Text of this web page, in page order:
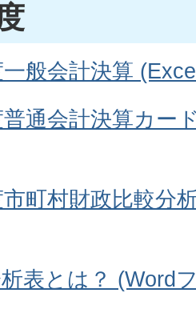
般会計決算
通会計決算カー
町村財政比較分
表とは？ (Word